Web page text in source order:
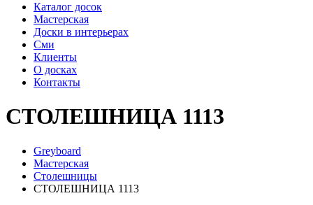
Каталог досок
Мастерская
Доски в интерьерах
Сми
Клиенты
О досках
Контакты
СТОЛЕШНИЦА 1113
Greyboard
Мастерская
Столешницы
СТОЛЕШНИЦА 1113